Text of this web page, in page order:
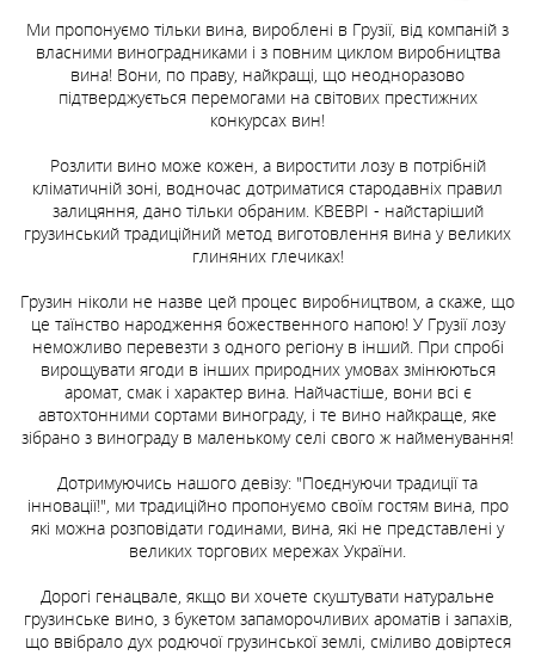
Замовити доставку
- +
Замовити доставку
Замовити доставку
- +
Замовити доставку
- +
Замовити доставку
Ми пропонуємо тільки вина, вироблені в Грузії, від компаній з
власними виноградниками і з повним циклом виробництва
вина! Вони, по праву, найкращі, що неодноразово
підтверджується перемогами на світових престижних
конкурсах вин!
Розлити вино може кожен, а виростити лозу в потрібній
кліматичній зоні, водночас дотриматися стародавніх правил
залицяння, дано тільки обраним. КВЕВРІ - найстаріший
грузинський традиційний метод виготовлення вина у великих
глиняних глечиках!
Грузин ніколи не назве цей процес виробництвом, а скаже, що
це таїнство народження божественного напою! У Грузії лозу
неможливо перевезти з одного регіону в інший. При спробі
вирощувати ягоди в інших природних умовах змінюються
аромат, смак і характер вина. Найчастіше, вони всі є
автохтонними сортами винограду, і те вино найкраще, яке
зібрано з винограду в маленькому селі свого ж найменування!
Дотримуючись нашого девізу: "Поєднуючи традиції та
інновації!", ми традиційно пропонуємо своїм гостям вина, про
які можна розповідати годинами, вина, які не представлені у
великих торгових мережах України.
Дорогі генацвале, якщо ви хочете скуштувати натуральне
грузинське вино, з букетом запаморочливих ароматів і запахів,
що ввібрало дух родючої грузинської землі, сміливо довіртеся